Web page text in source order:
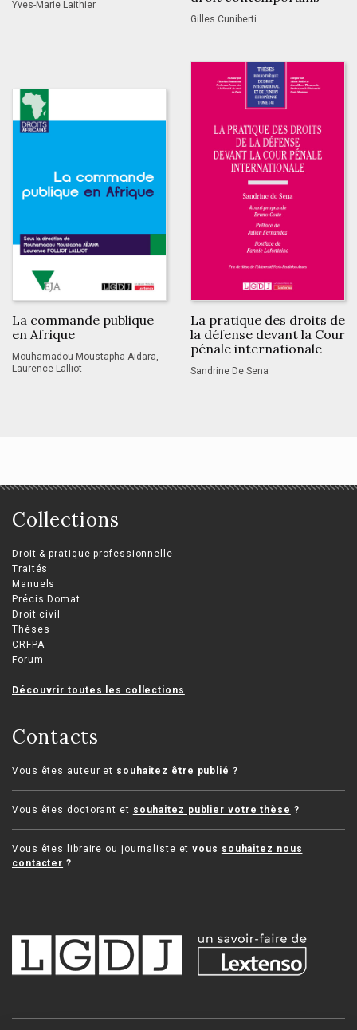
Yves-Marie Laithier
Gilles Cuniberti
La commande publique
en Afrique
Mouhamadou Moustapha Aïdara,
Laurence Lalliot
La pratique des droits de
la défense devant la Cour
pénale internationale
Sandrine De Sena
Collections
Droit & pratique professionnelle
Traités
Manuels
Précis Domat
Droit civil
Thèses
CRFPA
Forum
Découvrir toutes les collections
Contacts
Vous êtes auteur et souhaitez être publié ?
Vous êtes doctorant et souhaitez publier votre thèse ?
Vous êtes libraire ou journaliste etvous souhaitez nous
contacter ?